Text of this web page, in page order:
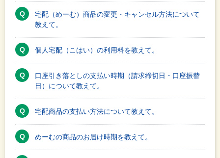
宅配（めーむ）商品の変更・キャンセル方法について
教えて。
個人宅配（こはい）の利用料を教えて。
口座引き落としの支払い時期（請求締切日・口座振替
日）について教えて。
宅配商品の支払い方法について教えて。
めーむの商品のお届け時期を教えて。